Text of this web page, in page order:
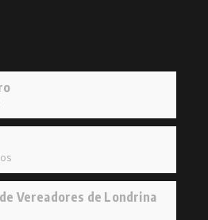
Vereadores de Londrina